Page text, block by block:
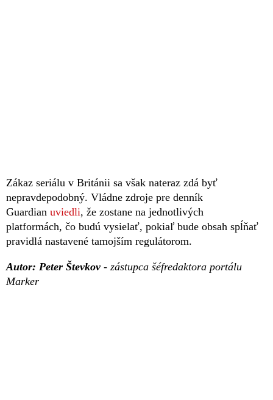
Zákaz seriálu v Británii sa však nateraz zdá byť
nepravdepodobný. Vládne zdroje pre denník
Guardian uviedli, že zostane na jednotlivých
platformách, čo budú vysielať, pokiaľ bude obsah spĺňať
pravidlá nastavené tamojším regulátorom.
Autor: Peter Števkov - zástupca šéfredaktora portálu
Marker